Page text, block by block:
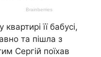
її бабусі,
та пішла з
Сергій поїхав